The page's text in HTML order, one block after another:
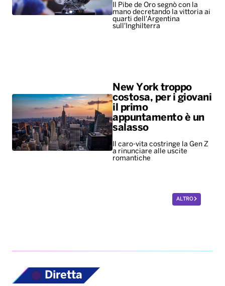
Il Pibe de Oro segnò con la
mano decretando la vittoria ai
quarti dell'Argentina
sull'Inghilterra
New York troppo
costosa, per i giovani
il primo
appuntamento è un
salasso
Il caro-vita costringe la Gen Z
a rinunciare alle uscite
romantiche
ALTRO
Diretta